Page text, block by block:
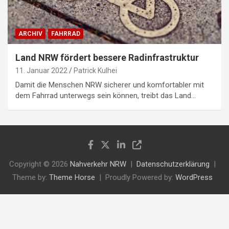
ARCHIV FAHRRAD
Land NRW fördert bessere Radinfrastruktur
11. Januar 2022 Patrick Kulhei
Damit die Menschen NRW sicherer und komfortabler mit
dem Fahrrad unterwegs sein können, treibt das Land…
Copyright © 2026 Nahverkehr NRW
Datenschutzerklärung
Theme by: Theme Horse Proudly Powered by: WordPress